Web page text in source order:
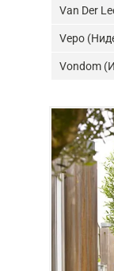
Van Der
Vepo
Vondom